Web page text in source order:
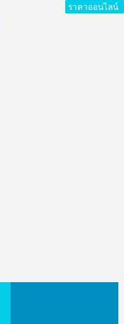
ราคาออนไลน์
ราคาออนไลน์
ราคาออนไลน์
ราคาออนไลน์
ราคาออนไลน์
ราคาออนไลน์
ราคาออนไลน์